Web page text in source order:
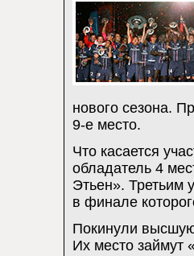
нового сезона.
9-еместо.
Что касается
обладатель 4
Этьен». Третьим
в финале
Покинули
Их место займут